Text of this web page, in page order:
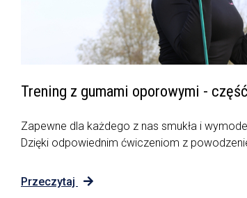
Trening z gumami oporowymi -
Zapewne dla każdego z nas smukła i
Dzięki odpowiednim ćwiczeniom z
Przeczytaj